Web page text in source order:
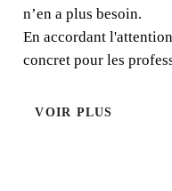
besoin.
n’en a plus besoin.
En accordant
concret pour les
VOIR PLUS